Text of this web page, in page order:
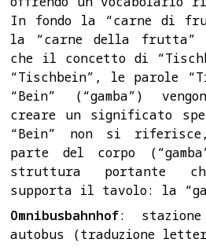
In fondo la “carne di
la “carne della frutta”
che il concetto di
“Tischbein”, le parole
“Bein” (“gamba”)
creare un significato
“Bein” non si
parte del corpo
struttura portante
supporta il tavolo: la
Omnibusbahnhof:
autobus (traduzione